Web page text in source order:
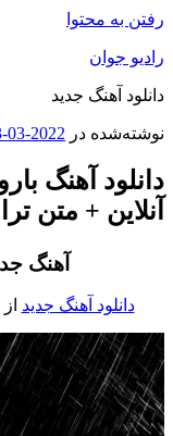
به محتوا
جوان
آهنگ جدید
در 2022-03-03
آهنگ
+ متن
آهنگ
دانلود آهنگ جدیداز